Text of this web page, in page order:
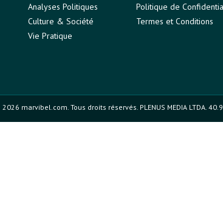
Analyses Politiques
Culture & Société
Vie Pratique
Politique de
Termes et Conditions
marvibel.com. Tous droits réservés. PLENUS MEDIA LTDA.